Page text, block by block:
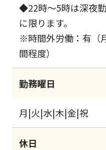
◆22時～5時は深夜
に限ります。
※時間外労働：有（
間程度）
勤務曜日
月|火|水|木|金|祝
休日